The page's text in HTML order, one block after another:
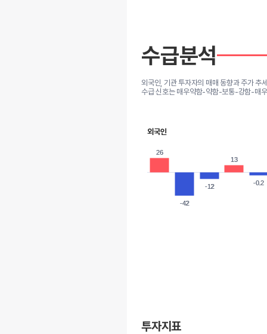
수급분석
외국인, 기관 투자자의 매매 동향과 주가 추
수급 신호는 매우약함-약함-보통-강함-매
외국인
26
26
-42
-42
-12
-12
13
13
-0.2
-0.2
투자지표